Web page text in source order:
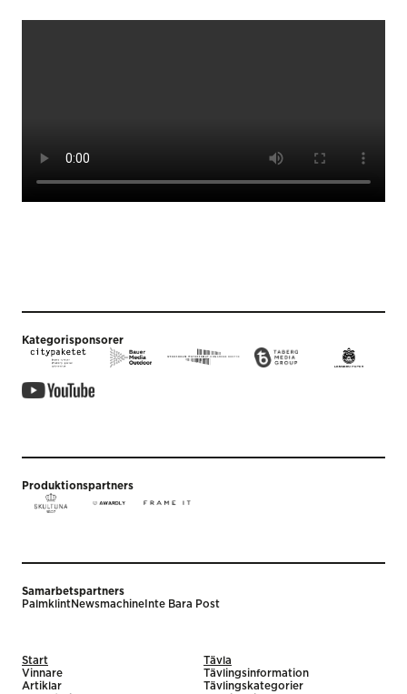
Kategorisponsorer
Produktionspartners
Samarbetspartners
PalmklintNewsmachine Inte Bara Post
Start
Vinnare
Artiklar
Tävla
Tävlingsinformation
Tävlingskategorier